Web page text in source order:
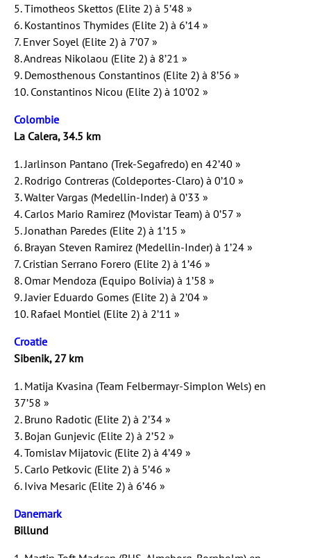
5. Timotheos Skettos (Elite 2) à 5’48 »
6. Kostantinos Thymides (Elite 2) à 6’14 »
7. Enver Soyel (Elite 2) à 7’07 »
8. Andreas Nikolaou (Elite 2) à 8’21 »
9. Demosthenous Constantinos (Elite 2) à 8’56 »
10. Constantinos Nicou (Elite 2) à 10’02 »
Colombie
La Calera, 34.5 km
1. Jarlinson Pantano (Trek-Segafredo) en 42’40 »
2. Rodrigo Contreras (Coldeportes-Claro) à 0’10 »
3. Walter Vargas (Medellin-Inder) à 0’33 »
4. Carlos Mario Ramirez (Movistar Team) à 0’57 »
5. Jonathan Paredes (Elite 2) à 1’15 »
6. Brayan Steven Ramirez (Medellin-Inder) à 1’24 »
7. Cristian Serrano Forero (Elite 2) à 1’46 »
8. Omar Mendoza (Equipo Bolivia) à 1’58 »
9. Javier Eduardo Gomes (Elite 2) à 2’04 »
10. Rafael Montiel (Elite 2) à 2’11 »
Croatie
Sibenik, 27 km
1. Matija Kvasina (Team Felbermayr-Simplon Wels) en
37’58 »
2. Bruno Radotic (Elite 2) à 2’34 »
3. Bojan Gunjevic (Elite 2) à 2’52 »
4. Tomislav Mijatovic (Elite 2) à 4’49 »
5. Carlo Petkovic (Elite 2) à 5’46 »
6. Iviva Mesaric (Elite 2) à 6’46 »
Danemark
Billund